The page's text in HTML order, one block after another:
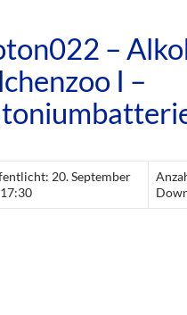
–
I –
20. September